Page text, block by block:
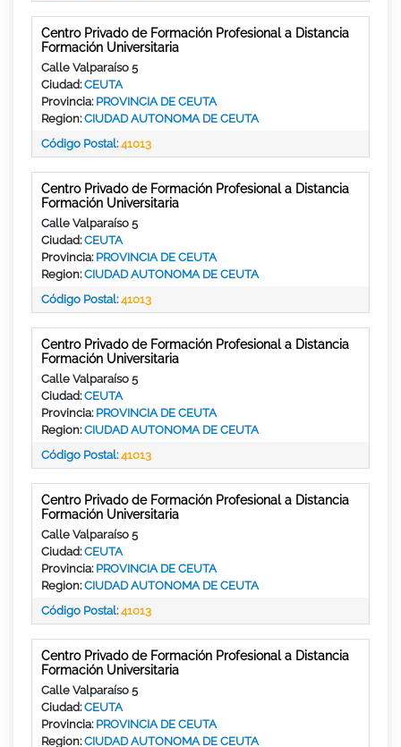
Centro Privado de Formación Profesional a Distancia
Formación Universitaria
Calle Valparaíso 5
Ciudad:CEUTA
Provincia: PROVINCIA DE CEUTA
Region:CIUDAD AUTONOMA DE CEUTA
Código Postal:41013
Centro Privado de Formación Profesional a Distancia
Formación Universitaria
Calle Valparaíso 5
Ciudad:CEUTA
Provincia: PROVINCIA DE CEUTA
Region:CIUDAD AUTONOMA DE CEUTA
Código Postal:41013
Centro Privado de Formación Profesional a Distancia
Formación Universitaria
Calle Valparaíso 5
Ciudad:CEUTA
Provincia: PROVINCIA DE CEUTA
Region:CIUDAD AUTONOMA DE CEUTA
Código Postal:41013
Centro Privado de Formación Profesional a Distancia
Formación Universitaria
Calle Valparaíso 5
Ciudad:CEUTA
Provincia: PROVINCIA DE CEUTA
Region:CIUDAD AUTONOMA DE CEUTA
Código Postal:41013
Centro Privado de Formación Profesional a Distancia
Formación Universitaria
Calle Valparaíso 5
Ciudad:CEUTA
Provincia: PROVINCIA DE CEUTA
Region:CIUDAD AUTONOMA DE CEUTA